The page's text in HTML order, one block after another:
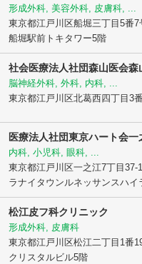
形成外科, 美容外科, 皮膚科, ...
東京都江戸川区船堀三丁目5番7
船堀駅前トキタワー5階
社会医療法人社団森山医会森
脳神経外科, 外科, 内科, ...
東京都江戸川区北葛西四丁目3
医療法人社団東京ハート会一
内科, 小児科, 眼科, ...
東京都江戸川区一之江7丁目37-
ラナイタウンルネッサンスハ
松江皮フ科クリニック
形成外科, 皮膚科
東京都江戸川区松江二丁目1番
クリスタルビル5階